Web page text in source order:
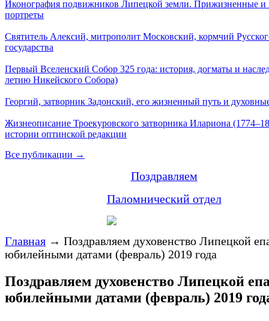
Иконография подвижников Липецкой земли. Прижизненные и
портреты
Святитель Алексий, митрополит Московский, кормчий
государства
Первый Вселенский Собор 325 года: история, догматы и
летию Никейского Собора)
Георгий, затворник Задонский, его жизненный путь и
Жизнеописание Троекуровского затворника Илариона
истории оптинской редакции
Все публикации →
Поздравляем
Паломнический отдел
Главная → Поздравляем духовенство Липецкой
юбилейными датами (февраль) 2019 года
Поздравляем духовенство Липецкой
юбилейными датами (февраль) 2019